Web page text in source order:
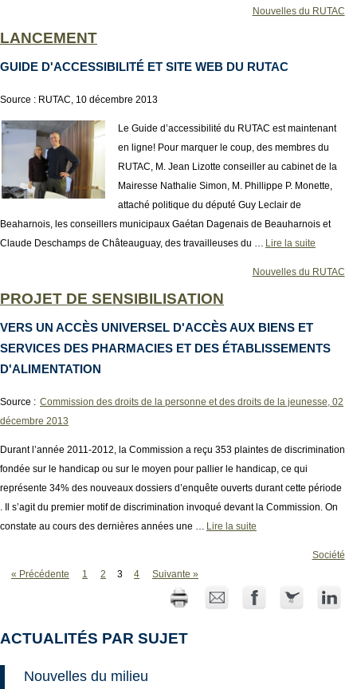
Nouvelles du RUTAC
LANCEMENT
GUIDE D'ACCESSIBILITÉ ET SITE WEB DU RUTAC
Source : RUTAC, 10 décembre 2013
Le Guide d’accessibilité du RUTAC est maintenant
en ligne! Pour marquer le coup, des membres du
RUTAC, M. Jean Lizotte conseiller au cabinet de la
Mairesse Nathalie Simon, M. Phillippe P. Monette,
attaché politique du député Guy Leclair de
Beaharnois, les conseillers municipaux Gaétan Dagenais de Beauharnois et
Claude Deschamps de Châteauguay, des travailleuses du … Lire la suite
Nouvelles du RUTAC
PROJET DE SENSIBILISATION
VERS UN ACCÈS UNIVERSEL D'ACCÈS AUX BIENS ET
SERVICES DES PHARMACIES ET DES ÉTABLISSEMENTS
D'ALIMENTATION
Source : Commission des droits de la personne et des droits de la jeunesse, 02
décembre 2013
Durant l’année 2011-2012, la Commission a reçu 353 plaintes de discrimination
fondée sur le handicap ou sur le moyen pour pallier le handicap, ce qui
représente 34% des nouveaux dossiers d’enquête ouverts durant cette période
. Il s’agit du premier motif de discrimination invoqué devant la Commission. On
constate au cours des dernières années une … Lire la suite
Société
« Précédente
1 2 3 4 Suivante »
ACTUALITÉS PAR SUJET
Nouvelles du milieu